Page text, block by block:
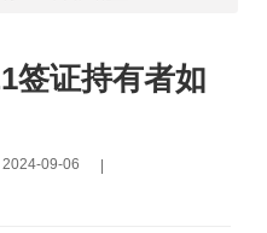
签证持有者如
2024-09-06
|